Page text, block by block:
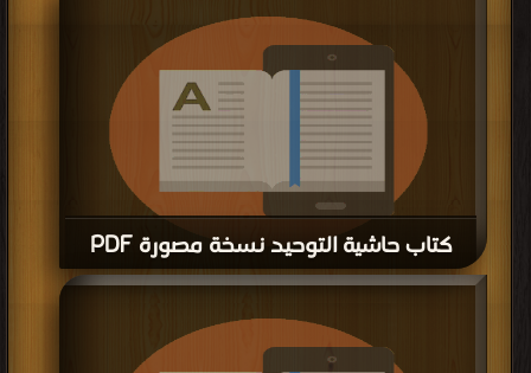
كتاب حاشية التوحيد نسخة مصورة PDF
قراءة و تحميل كتاب كتاب حاشية التوحيد نسخة مصورة PDF مجانا | مكتبة >
كتب
| التحميل : مرة/مرات